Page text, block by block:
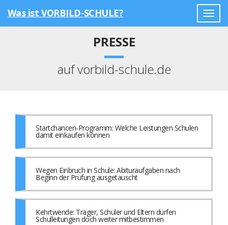
Was ist VORBILD-SCHULE?
PRESSE
auf vorbild-schule.de
Startchancen-Programm: Welche Leistungen Schulen
damit einkaufen können
Wegen Einbruch in Schule: Abituraufgaben nach
Beginn der Prüfung ausgetauscht
Kehrtwende: Träger, Schüler und Eltern dürfen
Schulleitungen doch weiter mitbestimmen